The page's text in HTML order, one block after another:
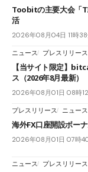
Toobitの主要大会「
活
2026年08月04日 11時
ニュース プレスリリース
【当サイト限定】
ス（2026年8月最新）
2026年08月01日 08時
プレスリリース ニュース
海外FX口座開設ボー
2026年08月01日 07時
ニュース プレスリリース